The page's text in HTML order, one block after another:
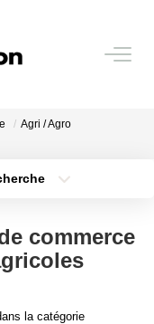
Agri / Agro
commerce
la catégorie